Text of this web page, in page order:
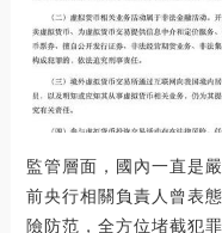
監管層面，國內一直是
前央行相關負責人曾表
險防范，全方位堵截犯